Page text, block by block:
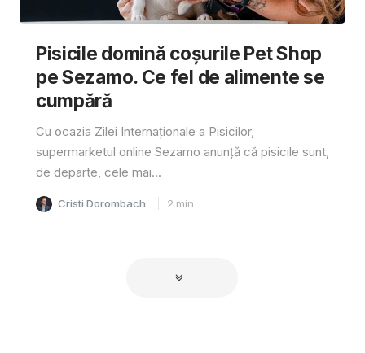
Pisicile domină coșurile Pet Shop
pe Sezamo. Ce fel de alimente se
cumpără
Cu ocazia Zilei Internaționale a Pisicilor,
supermarketul online Sezamo anunță că pisicile sunt,
de departe, cele mai...
Cristi Dorombach 2 min